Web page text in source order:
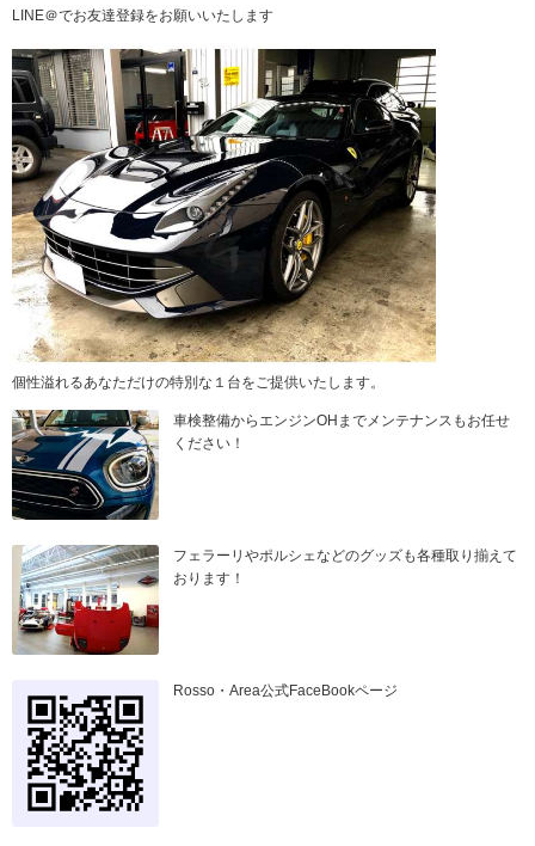
LINE＠でお友達登録をお願いいたします
個性溢れるあなただけの特別な１台をご提供いたします。
車検整備からエンジンOHまでメンテナンスもお任せ
ください！
フェラーリやポルシェなどのグッズも各種取り揃えて
おります！
Rosso・Area公式FaceBookページ